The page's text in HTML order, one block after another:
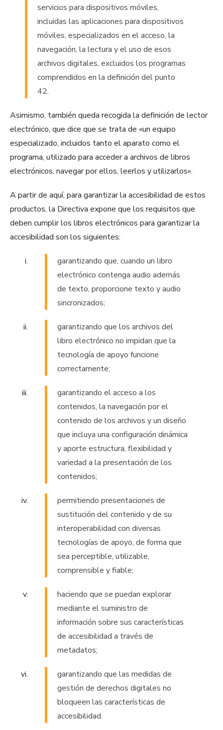
servicios para dispositivos móviles,
incluidas las aplicaciones para dispositivos
móviles, especializados en el acceso, la
navegación, la lectura y el uso de esos
archivos digitales, excluidos los programas
comprendidos en la definición del punto
42.
Asimismo, también queda recogida la definición de lector
electrónico, que dice que se trata de «un equipo
especializado, incluidos tanto el aparato como el
programa, utilizado para acceder a archivos de libros
electrónicos, navegar por ellos, leerlos y utilizarlos».
A partir de aquí, para garantizar la accesibilidad de estos
productos, la Directiva expone que los requisitos que
deben cumplir los libros electrónicos para garantizar la
accesibilidad son los siguientes:
garantizando que, cuando un libro
electrónico contenga audio además
de texto, proporcione texto y audio
sincronizados;
garantizando que los archivos del
libro electrónico no impidan que la
tecnología de apoyo funcione
correctamente;
garantizando el acceso a los
contenidos, la navegación por el
contenido de los archivos y un diseño
que incluya una configuración dinámica
y aporte estructura, flexibilidad y
variedad a la presentación de los
contenidos;
permitiendo presentaciones de
sustitución del contenido y de su
interoperabilidad con diversas
tecnologías de apoyo, de forma que
sea perceptible, utilizable,
comprensible y fiable;
haciendo que se puedan explorar
mediante el suministro de
información sobre sus características
de accesibilidad a través de
metadatos;
garantizando que las medidas de
gestión de derechos digitales no
bloqueen las características de
accesibilidad.